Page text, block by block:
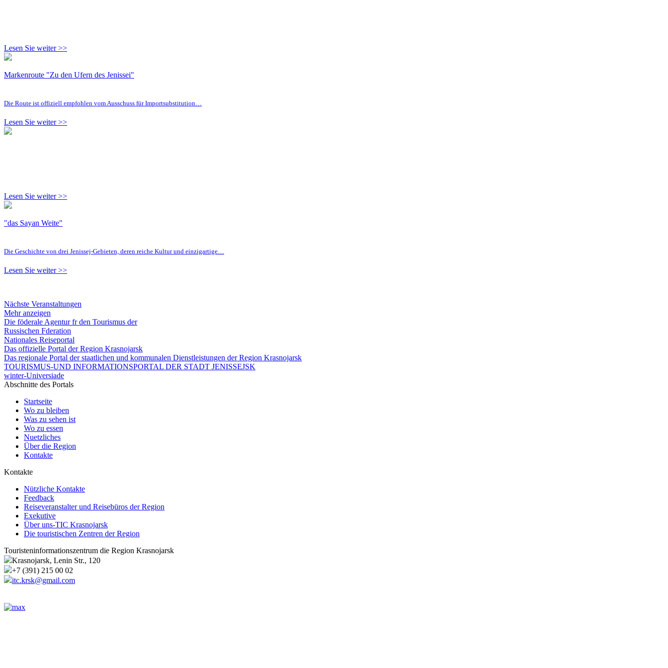
Lesen Sie weiter >>
Markenroute "Zu den Ufern des Jenissei"
Die Route ist offiziell empfohlen vom Ausschuss für Importsubstitution…
Lesen Sie weiter >>
Lesen Sie weiter >>
"das Sayan Weite"
Die Geschichte von drei Jenissej-Gebieten, deren reiche Kultur und einzigartige…
Lesen Sie weiter >>
Nächste Veranstaltungen
Mehr anzeigen
Die föderale Agentur fr den Tourismus der
Russischen Fderation
Nationales Reiseportal
Das offizielle Portal der Region Krasnojarsk
Das regionale Portal der staatlichen und kommunalen Dienstleistungen der Region Krasnojarsk
TOURISMUS-UND INFORMATIONSPORTAL DER STADT JENISSEJSK
winter-Universiade
Abschnitte des Portals
Startseite
Wo zu bleiben
Was zu sehen ist
Wo zu essen
Nuetzliches
Über die Region
Kontakte
Kontakte
Nützliche Kontakte
Feedback
Reiseveranstalter und Reisebüros der Region
Exekutive
Über uns-TIC Krasnojarsk
Die touristischen Zentren der Region
Touristeninformationszentrum die Region Krasnojarsk
Krasnojarsk, Lenin Str., 120
+7 (391) 215 00 02
itc.krsk@gmail.com